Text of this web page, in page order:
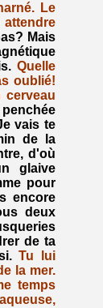
Le
attendre
Mais
Quelle
oublié!
cerveau
vais te
de la
d'où
glaive
pour
encore
deux
de ta
Tu lui
la mer.
temps